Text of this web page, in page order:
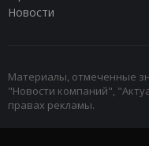
Новости
Материалы, отмеченные
"Новости компаний",
правах рекламы.